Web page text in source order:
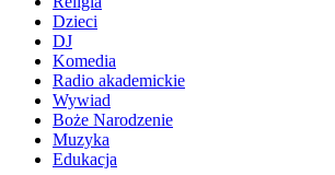
Dzieci
DJ
Komedia
Radio akademickie
Wywiad
Boże Narodzenie
Muzyka
Edukacja